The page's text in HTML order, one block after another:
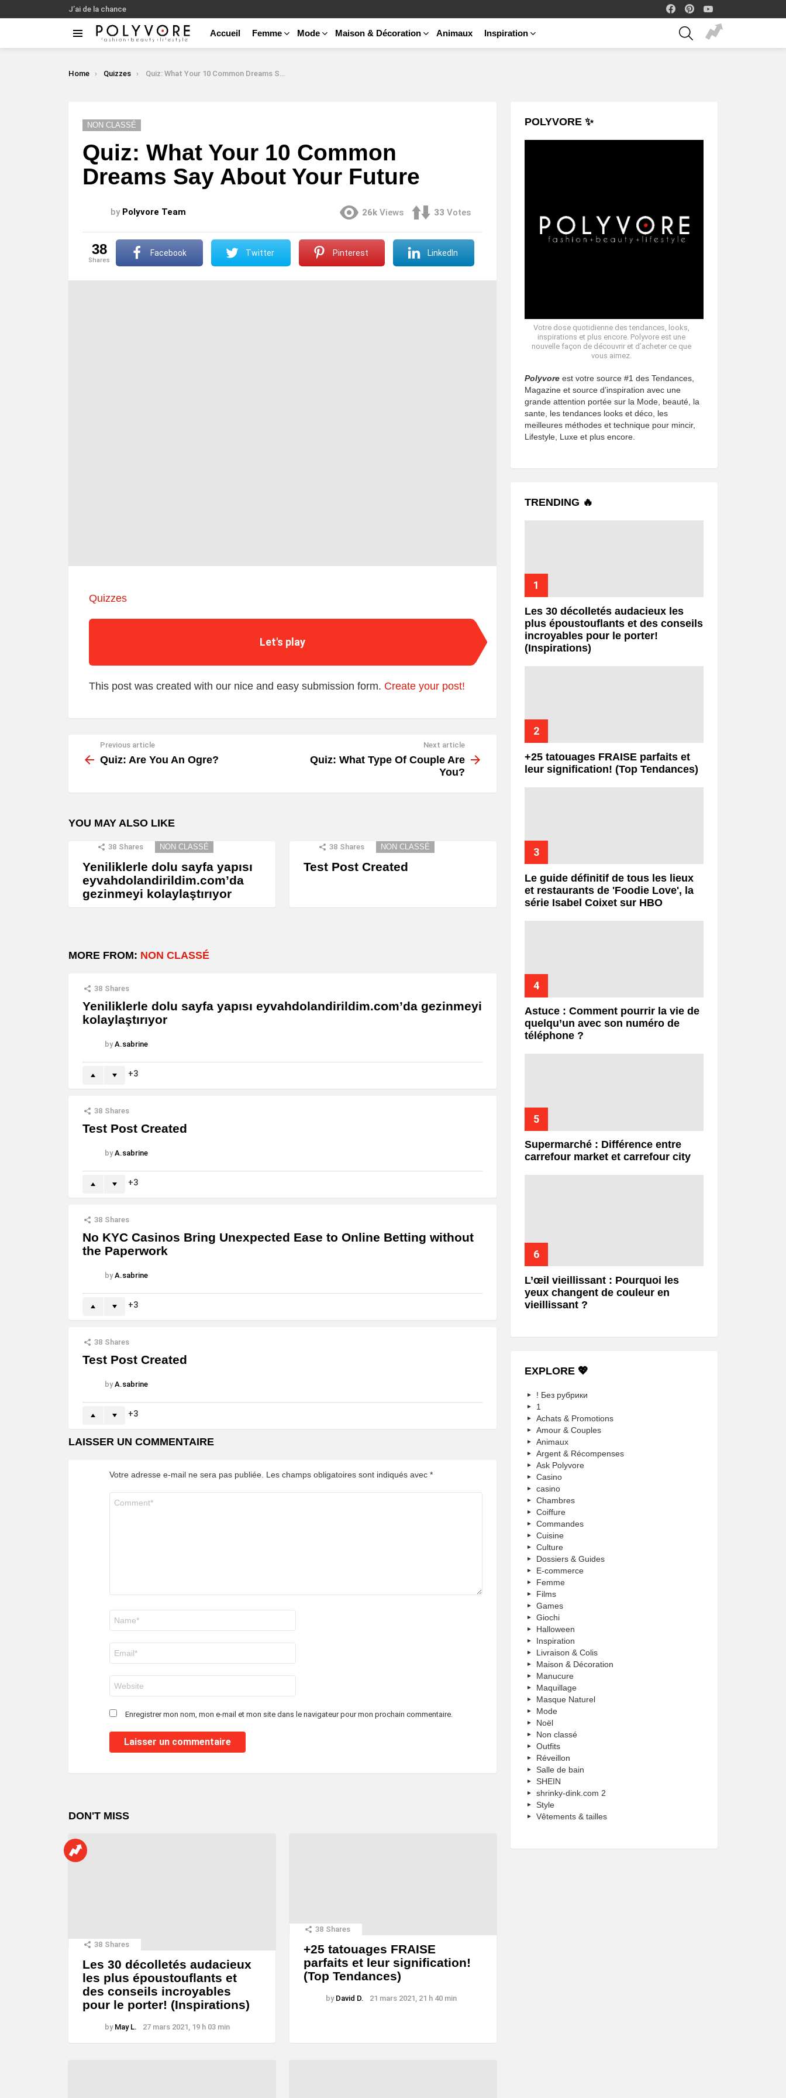
J’ai de la chance
facebook
Accueil Femme Mode Maison & Décoration Animaux Inspiration
SEARCH
You are here:
Home Quizzes Quiz: What Your 10 Common Dreams Say About Your Future
NON CLASSÉ
Quiz: What Your 10 Common
Dreams Say About Your Future
by Polyvore Team 26k Views 33 Votes
38
shares
Facebook Twitter Pinterest LinkedIn
Quizzes
Let's play
This post was created with our nice and easy submission form. Create your post!
more
Previous article
Quiz: Are You An Ogre?
Next article
Quiz: What Type Of Couple Are
You?
YOU MAY ALSO LIKE
38 Shares NON CLASSÉ
Yeniliklerle dolu sayfa yapısı
eyvahdolandirildim.com’da
gezinmeyi kolaylaştırıyor
38 Shares NON CLASSÉ
Test Post Created
MORE FROM: NON CLASSÉ
38 Shares
Yeniliklerle dolu sayfa yapısı eyvahdolandirildim.com’da gezinmeyi
kolaylaştırıyor
by A.sabrine
3
38 Shares
Test Post Created
by A.sabrine
3
38 Shares
No KYC Casinos Bring Unexpected Ease to Online Betting without
the Paperwork
by A.sabrine
3
38 Shares
Test Post Created
by A.sabrine
3
LAISSER UN COMMENTAIRE
Votre adresse e-mail ne sera pas publiée. Les champs obligatoires sont indiqués avec *
mail
*
web
Enregistrer mon nom, mon e-mail et mon site dans le navigateur pour mon prochain commentaire.
DON'T MISS
38 Shares
Les 30 décolletés audacieux
les plus époustouflants et
des conseils incroyables
pour le porter! (Inspirations)
by May L. 27 mars 2021, 19 h 03 min
38 Shares
+25 tatouages ​​FRAISE
parfaits et leur signification!
(Top Tendances)
by David D. 21 mars 2021, 21 h 40 min
POLYVORE ✨
Votre dose quotidienne des tendances, looks,
inspirations et plus encore. Polyvore est une
nouvelle façon de découvrir et d’acheter ce que
vous aimez.
Polyvore est votre source #1 des Tendances,
Magazine et source d’inspiration avec une
grande attention portée sur la Mode, beauté, la
sante, les tendances looks et déco, les
meilleures méthodes et technique pour mincir,
Lifestyle, Luxe et plus encore.
TRENDING 🔥
Les 30 décolletés audacieux les
plus époustouflants et des conseils
incroyables pour le porter!
(Inspirations)
+25 tatouages ​​FRAISE parfaits et
leur signification! (Top Tendances)
Le guide définitif de tous les lieux
et restaurants de 'Foodie Love', la
série Isabel Coixet sur HBO
Astuce : Comment pourrir la vie de
quelqu’un avec son numéro de
téléphone ?
Supermarché : Différence entre
carrefour market et carrefour city
L’œil vieillissant : Pourquoi les
yeux changent de couleur en
vieillissant ?
EXPLORE 💖
! Без рубрики
1
Achats & Promotions
Amour & Couples
Animaux
Argent & Récompenses
Ask Polyvore
Casino
casino
Chambres
Coiffure
Commandes
Cuisine
Culture
Dossiers & Guides
E-commerce
Femme
Films
Games
Giochi
Halloween
Inspiration
Livraison & Colis
Maison & Décoration
Manucure
Maquillage
Masque Naturel
Mode
Noël
Non classé
Outfits
Réveillon
Salle de bain
SHEIN
shrinky-dink.com 2
Style
Vêtements & tailles